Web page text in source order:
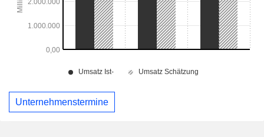
Unternehmenstermine